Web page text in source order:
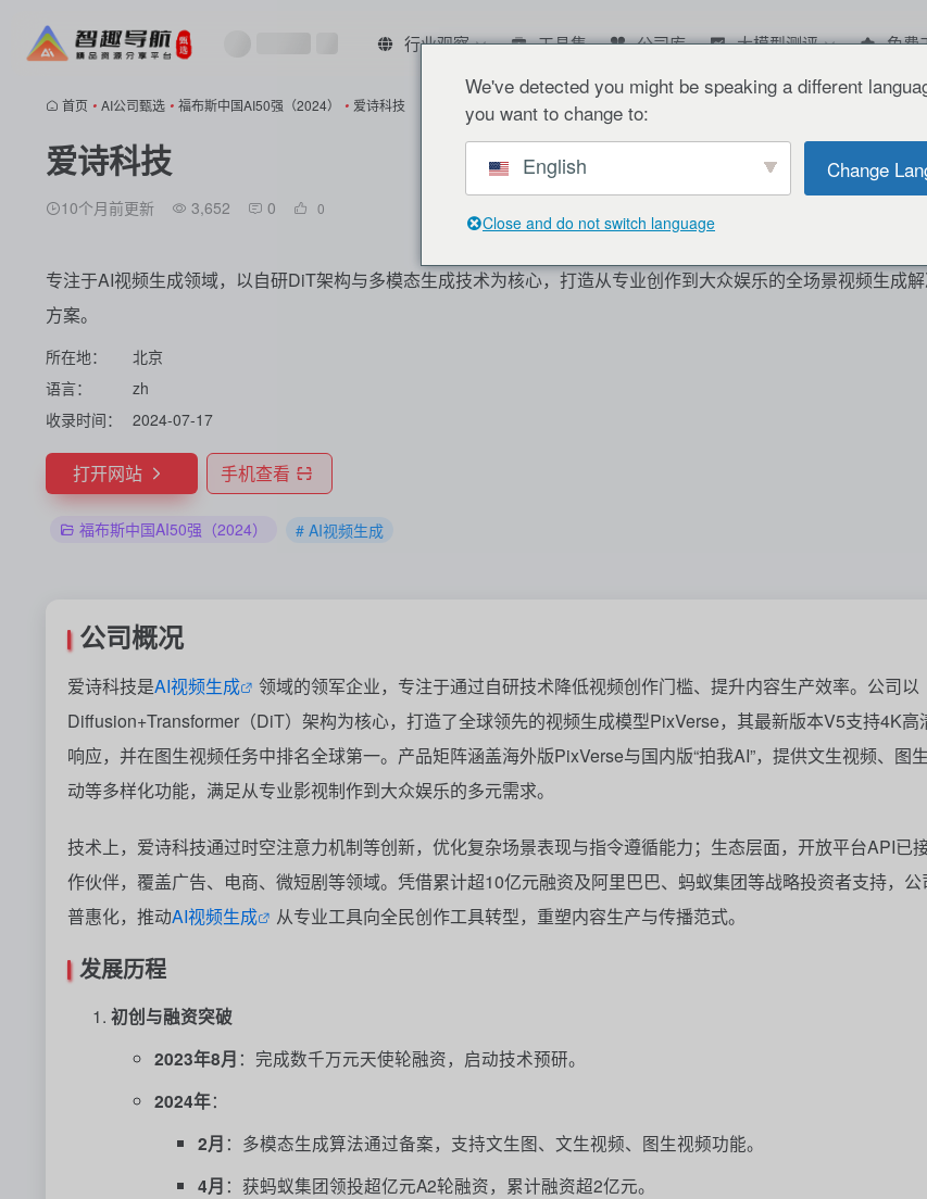
行业观察 工具集 公司库 大模型测评 免费
首页 • AI公司甄选 • 福布斯中国AI50强（2024） • 爱诗科技
爱诗科技
10个月前更新 3,652 0 0
专注于AI视频生成领域，以自研DiT架构与多模态生成技术为核心，打造从专业创作到大众娱乐的全场景视频生成
方案。
所在地：
北京
语言：
zh
收录时间：
2024-07-17
打开网站 手机查看
福布斯中国AI50强（2024） # AI视频生成
公司概况
爱诗科技是AI视频生成
领域的领军企业，专注于通过自研技术降低视频创作门槛、提升内容生产效率。公司以
Diffusion+Transformer（DiT）架构为核心，打造了全球领先的视频生成模型PixVerse，其最新版本V5支持4K高
响应，并在图生视频任务中排名全球第一。产品矩阵涵盖海外版PixVerse与国内版“拍我AI”，提供文生视频、图
动等多样化功能，满足从专业影视制作到大众娱乐的多元需求。
技术上，爱诗科技通过时空注意力机制等创新，优化复杂场景表现与指令遵循能力；生态层面，开放平台API已
作伙伴，覆盖广告、电商、微短剧等领域。凭借累计超10亿元融资及阿里巴巴、蚂蚁集团等战略投资者支持，
普惠化，推动AI视频生成 从专业工具向全民创作工具转型，重塑内容生产与传播范式。
发展历程
初创与融资突破
2023年8月 ：完成数千万元天使轮融资，启动技术预研。
2024年：
2月 ：多模态生成算法通过备案，支持文生图、文生视频、图生视频功能。
4月 ：获蚂蚁集团领投超亿元A2轮融资，累计融资超2亿元。
We've detected you might be speaking a different
you want to change to:
English Change
Close and do not switch language